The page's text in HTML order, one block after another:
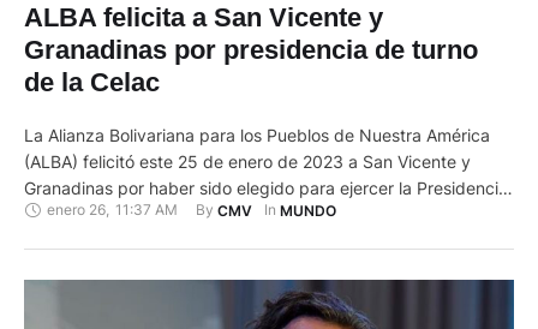
ALBA felicita a San Vicente y
Granadinas por presidencia de turno
de la Celac
La Alianza Bolivariana para los Pueblos de Nuestra América
(ALBA) felicitó este 25 de enero de 2023 a San Vicente y
Granadinas por haber sido elegido para ejercer la Presidencia
pro tempore de la Comunidad de Estados Latinoamericanos y
enero 26, 11:37 AM By CMV In MUNDO